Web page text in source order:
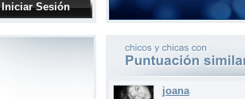
Iniciar Sesión
joana